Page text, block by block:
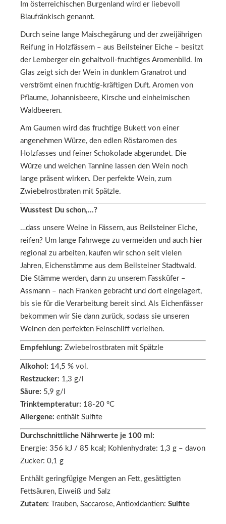
Im österreichischen Burgenland wird er liebevoll
Blaufränkisch genannt.
Durch seine lange Maischegärung und der zweijährigen
Reifung in Holzfässern – aus Beilsteiner Eiche – besitzt
der Lemberger ein gehaltvoll-fruchtiges Aromenbild.
Im
Glas zeigt sich der Wein in dunklem Granatrot und
verströmt einen fruchtig-kräftigen Duft. Aromen von
Pflaume, Johannisbeere, Kirsche und einheimischen
Waldbeeren.
Am Gaumen wird das fruchtige Bukett von einer
angenehmen Würze, den edlen Röstaromen des
Holzfasses und feiner Schokolade abgerundet. Die
Würze und weichen Tannine lassen den Wein noch
lange präsent wirken. Der perfekte Wein, zum
Zwiebelrostbraten mit Spätzle.
Wusstest Du schon,…?
…dass unsere Weine in Fässern, aus Beilsteiner Eiche,
reifen? Um lange Fahrwege zu vermeiden und auch hier
regional zu arbeiten, kaufen wir schon seit vielen
Jahren, Eichenstämme aus dem Beilsteiner Stadtwald.
Die Stämme werden, dann zu unserem Fassküfer –
Assmann – nach Franken gebracht und dort eingelagert,
bis sie für die Verarbeitung bereit sind. Als Eichenfässer
bekommen wir Sie dann zurück, sodass sie unseren
Weinen den perfekten Feinschliff verleihen.
Empfehlung: Zwiebelrostbraten mit Spätzle
Alkohol: 14,5 % vol.
Restzucker: 1,3 g/l
Säure: 5,9 g/l
Trinktempteratur: 18-20 °C
Allergene: enthält Sulfite
Durchschnittliche Nährwerte je 100 ml:
Energie: 356 kJ / 85 kcal; Kohlenhydrate: 1,3 g – davon
Zucker: 0,1 g
Enthält geringfügige Mengen an Fett, gesättigten
Fettsäuren, Eiweiß und Salz
Zutaten: Trauben, Saccarose, Antioxidantien: Sulfite